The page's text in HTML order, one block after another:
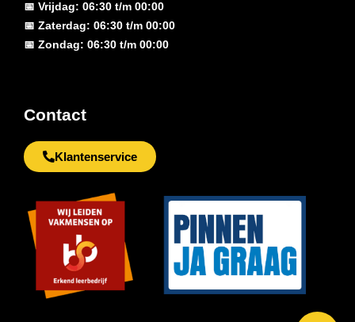
📅 Vrijdag: 06:30 t/m 00:00
📅 Zaterdag: 06:30 t/m 00:00
📅 Zondag: 06:30 t/m 00:00
Contact
Klantenservice